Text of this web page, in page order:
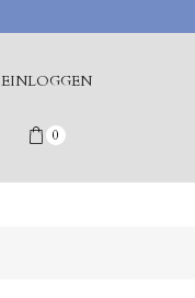
EINLOGGEN
0